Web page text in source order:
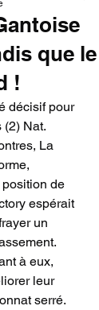
que le
!
décisif pour
(2) Nat.
La
de
espérait
un
à eux,
leur
serré.